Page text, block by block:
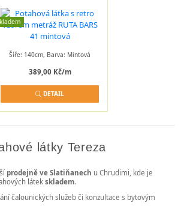
Šíře: 140cm, Barva: Mintová
389,00 Kč/m
DETAIL
látky Tereza
prodejně ve Slatiňanech u Chrudimi, kde je
látek skladem.
čalounických služeb či konzultace s bytovým